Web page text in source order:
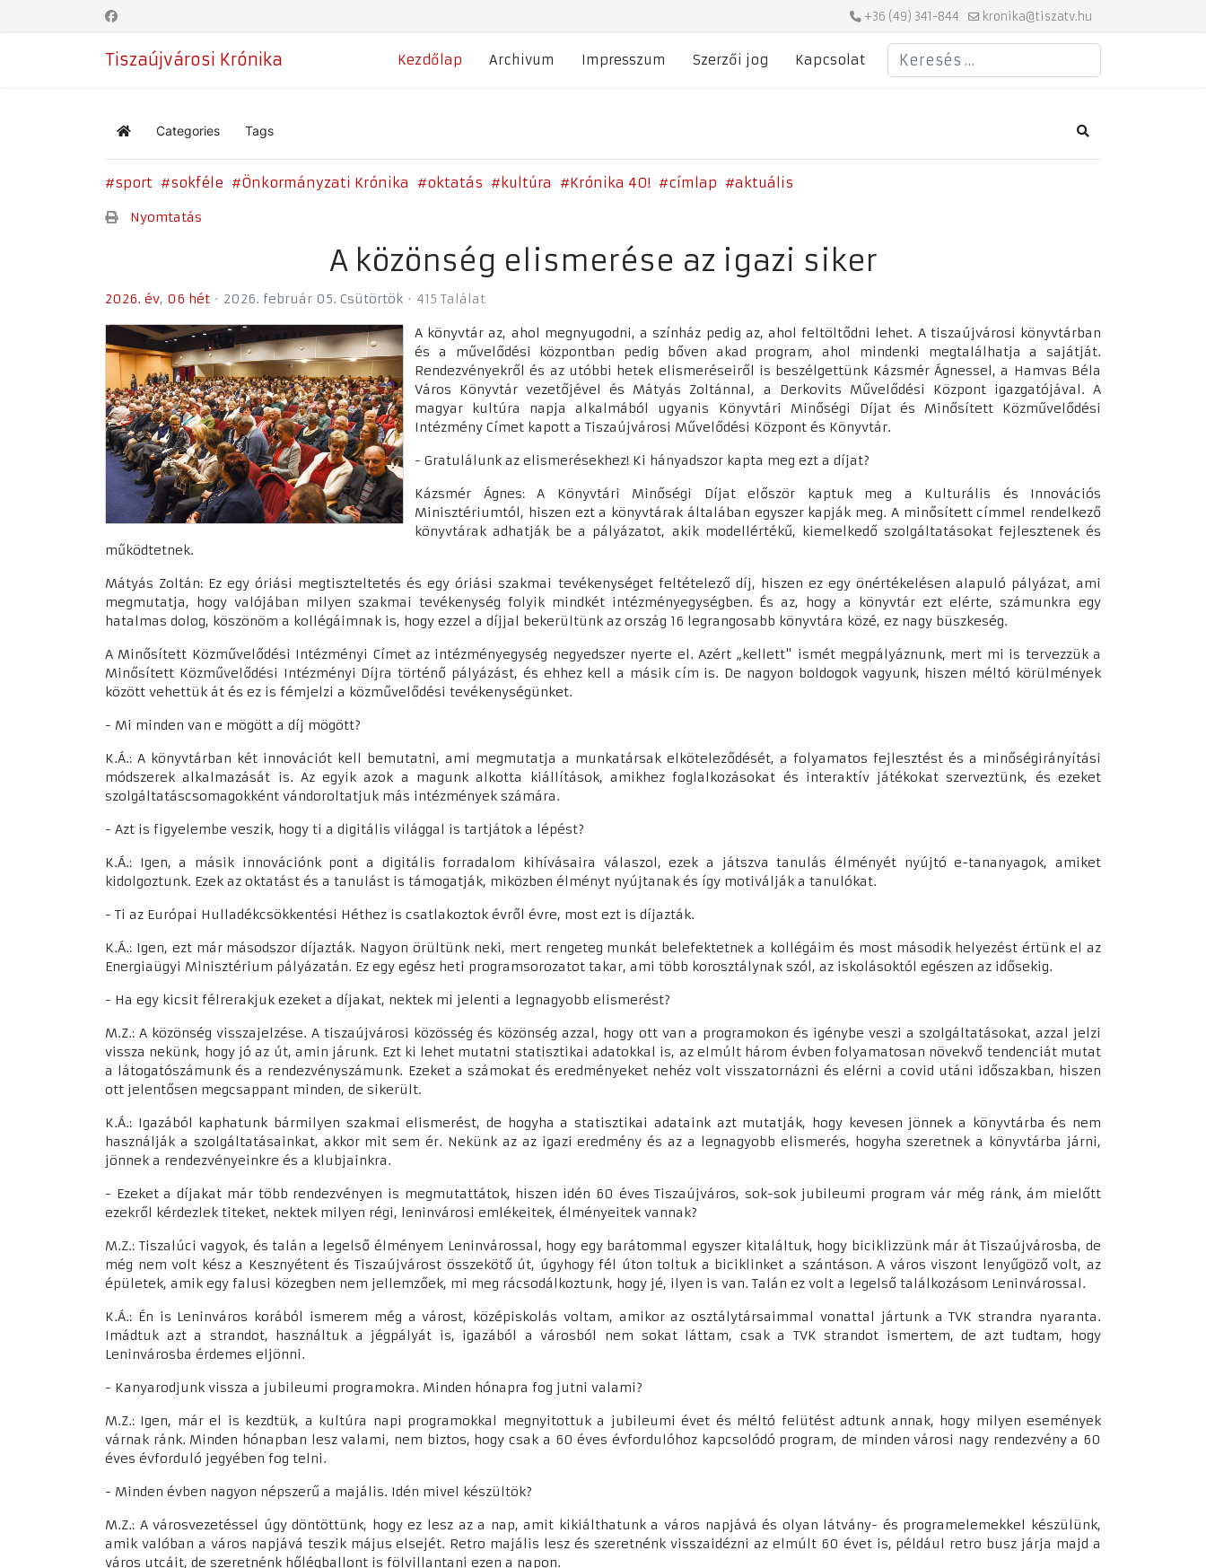
+36 (49) 341-844 kronika@tiszatv.hu
Tiszaújvárosi Krónika Kezdőlap Archivum Impresszum Szerzői jog Kapcsolat
Keresés
Home Categories Tags Search
sport sokféle Önkormányzati Krónika oktatás kultúra Krónika 40! címlap aktuális
Nyomtatás
A közönség elismerése az igazi siker
2026. év 06 hét 2026. február 05. Csütörtök 415 Találat
A könyvtár az, ahol megnyugodni, a színház pedig az, ahol feltöltődni lehet. A tiszaújvárosi könyvtárban
és a művelődési központban pedig bőven akad program, ahol mindenki megtalálhatja a sajátját.
Rendezvényekről és az utóbbi hetek elismeréseiről is beszélgettünk Kázsmér Ágnessel, a Hamvas Béla
Város Könyvtár vezetőjével és Mátyás Zoltánnal, a Derkovits Művelődési Központ igazgatójával. A
magyar kultúra napja alkalmából ugyanis Könyvtári Minőségi Díjat és Minősített Közművelődési
Intézmény Címet kapott a Tiszaújvárosi Művelődési Központ és Könyvtár.
- Gratulálunk az elismerésekhez! Ki hányadszor kapta meg ezt a díjat?
Kázsmér Ágnes: A Könyvtári Minőségi Díjat először kaptuk meg a Kulturális és Innovációs
Minisztériumtól, hiszen ezt a könyvtárak általában egyszer kapják meg. A minősített címmel rendelkező
könyvtárak adhatják be a pályázatot, akik modellértékű, kiemelkedő szolgáltatásokat fejlesztenek és
működtetnek.
Mátyás Zoltán: Ez egy óriási megtiszteltetés és egy óriási szakmai tevékenységet feltételező díj, hiszen ez egy önértékelésen alapuló pályázat, ami
megmutatja, hogy valójában milyen szakmai tevékenység folyik mindkét intézményegységben. És az, hogy a könyvtár ezt elérte, számunkra egy
hatalmas dolog, köszönöm a kollégáimnak is, hogy ezzel a díjjal bekerültünk az ország 16 legrangosabb könyvtára közé, ez nagy büszkeség.
A Minősített Közművelődési Intézményi Címet az intézményegység negyedszer nyerte el. Azért „kellett" ismét megpályáznunk, mert mi is tervezzük a
Minősített Közművelődési Intézményi Díjra történő pályázást, és ehhez kell a másik cím is. De nagyon boldogok vagyunk, hiszen méltó körülmények
között vehettük át és ez is fémjelzi a közművelődési tevékenységünket.
- Mi minden van e mögött a díj mögött?
K.Á.: A könyvtárban két innovációt kell bemutatni, ami megmutatja a munkatársak elköteleződését, a folyamatos fejlesztést és a minőségirányítási
módszerek alkalmazását is. Az egyik azok a magunk alkotta kiállítások, amikhez foglalkozásokat és interaktív játékokat szerveztünk, és ezeket
szolgáltatáscsomagokként vándoroltatjuk más intézmények számára.
- Azt is figyelembe veszik, hogy ti a digitális világgal is tartjátok a lépést?
K.Á.: Igen, a másik innovációnk pont a digitális forradalom kihívásaira válaszol, ezek a játszva tanulás élményét nyújtó e-tananyagok, amiket
kidolgoztunk. Ezek az oktatást és a tanulást is támogatják, miközben élményt nyújtanak és így motiválják a tanulókat.
- Ti az Európai Hulladékcsökkentési Héthez is csatlakoztok évről évre, most ezt is díjazták.
K.Á.: Igen, ezt már másodszor díjazták. Nagyon örültünk neki, mert rengeteg munkát belefektetnek a kollégáim és most második helyezést értünk el az
Energiaügyi Minisztérium pályázatán. Ez egy egész heti programsorozatot takar, ami több korosztálynak szól, az iskolásoktól egészen az idősekig.
- Ha egy kicsit félrerakjuk ezeket a díjakat, nektek mi jelenti a legnagyobb elismerést?
M.Z.: A közönség visszajelzése. A tiszaújvárosi közösség és közönség azzal, hogy ott van a programokon és igénybe veszi a szolgáltatásokat, azzal jelzi
vissza nekünk, hogy jó az út, amin járunk. Ezt ki lehet mutatni statisztikai adatokkal is, az elmúlt három évben folyamatosan növekvő tendenciát mutat
a látogatószámunk és a rendezvényszámunk. Ezeket a számokat és eredményeket nehéz volt visszatornázni és elérni a covid utáni időszakban, hiszen
ott jelentősen megcsappant minden, de sikerült.
K.Á.: Igazából kaphatunk bármilyen szakmai elismerést, de hogyha a statisztikai adataink azt mutatják, hogy kevesen jönnek a könyvtárba és nem
használják a szolgáltatásainkat, akkor mit sem ér. Nekünk az az igazi eredmény és az a legnagyobb elismerés, hogyha szeretnek a könyvtárba járni,
jönnek a rendezvényeinkre és a klubjainkra.
- Ezeket a díjakat már több rendezvényen is megmutattátok, hiszen idén 60 éves Tiszaújváros, sok-sok jubileumi program vár még ránk, ám mielőtt
ezekről kérdezlek titeket, nektek milyen régi, leninvárosi emlékeitek, élményeitek vannak?
M.Z.: Tiszalúci vagyok, és talán a legelső élményem Leninvárossal, hogy egy barátommal egyszer kitaláltuk, hogy biciklizzünk már át Tiszaújvárosba, de
még nem volt kész a Kesznyétent és Tiszaújvárost összekötő út, úgyhogy fél úton toltuk a biciklinket a szántáson. A város viszont lenyűgöző volt, az
épületek, amik egy falusi közegben nem jellemzőek, mi meg rácsodálkoztunk, hogy jé, ilyen is van. Talán ez volt a legelső találkozásom Leninvárossal.
K.Á.: Én is Leninváros korából ismerem még a várost, középiskolás voltam, amikor az osztálytársaimmal vonattal jártunk a TVK strandra nyaranta.
Imádtuk azt a strandot, használtuk a jégpályát is, igazából a városból nem sokat láttam, csak a TVK strandot ismertem, de azt tudtam, hogy
Leninvárosba érdemes eljönni.
- Kanyarodjunk vissza a jubileumi programokra. Minden hónapra fog jutni valami?
M.Z.: Igen, már el is kezdtük, a kultúra napi programokkal megnyitottuk a jubileumi évet és méltó felütést adtunk annak, hogy milyen események
várnak ránk. Minden hónapban lesz valami, nem biztos, hogy csak a 60 éves évfordulóhoz kapcsolódó program, de minden városi nagy rendezvény a 60
éves évforduló jegyében fog telni.
- Minden évben nagyon népszerű a majális. Idén mivel készültök?
M.Z.: A városvezetéssel úgy döntöttünk, hogy ez lesz az a nap, amit kikiálthatunk a város napjává és olyan látvány- és programelemekkel készülünk,
amik valóban a város napjává teszik május elsejét. Retro majális lesz és szeretnénk visszaidézni az elmúlt 60 évet is, például retro busz járja majd a
város utcáit, de szeretnénk hőlégballont is fölvillantani ezen a napon.